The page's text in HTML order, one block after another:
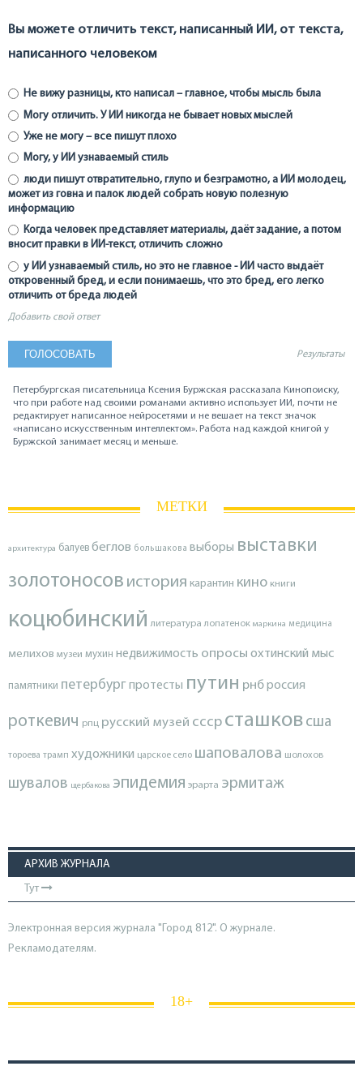
Вы можете отличить текст, написанный ИИ, от текста,
написанного человеком
Не вижу разницы, кто написал – главное, чтобы мысль была
Могу отличить. У ИИ никогда не бывает новых мыслей
Уже не могу – все пишут плохо
Могу, у ИИ узнаваемый стиль
люди пишут отвратительно, глупо и безграмотно, а ИИ молодец,
может из говна и палок людей собрать новую полезную
информацию
Когда человек представляет материалы, даёт задание, а потом
вносит правки в ИИ-текст, отличить сложно
у ИИ узнаваемый стиль, но это не главное - ИИ часто выдаёт
откровенный бред, и если понимаешь, что это бред, его легко
отличить от бреда людей
Добавить свой ответ
Результаты
Петербургская писательница Ксения Буржская рассказала Кинопоиску,
что при работе над своими романами активно использует ИИ, почти не
редактирует написанное нейросетями и не вешает на текст значок
«написано искусственным интеллектом». Работа над каждой книгой у
Буржской занимает месяц и меньше.
МЕТКИ
архитектура балуев беглов большакова выборы выставки
золотоносов история карантин кино книги
коцюбинский литература лопатенок маркина медицина
мелихов музеи мухин недвижимость опросы охтинский мыс
памятники петербургпротесты путин рнброссия
роткевич рпц русский музей ссср сташков сша
тороева трамп художники царское село шаповалова шолохов
шувалов щербакова эпидемия эрарта эрмитаж
АРХИВ ЖУРНАЛА
Тут
Электронная версия журнала "Город 812". О журнале.
Рекламодателям.
18+